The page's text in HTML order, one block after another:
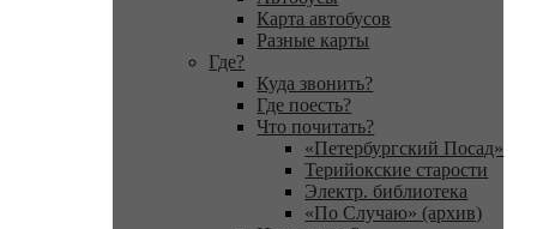
Карта автобусов
Разные карты
Где?
Куда звонить?
Где поесть?
Что почитать?
«Петербургский Посад»
Терийокские старости
Электр. библиотека
«По Случаю» (архив)